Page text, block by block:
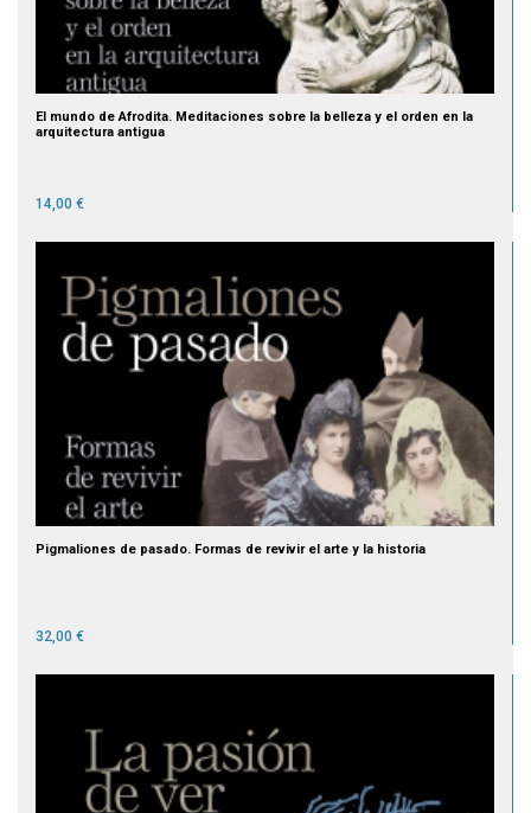
El mundo de Afrodita. Meditaciones sobre la belleza y el orden en la
arquitectura antigua
14,00 €
Pigmaliones de pasado. Formas de revivir el arte y la historia
32,00 €